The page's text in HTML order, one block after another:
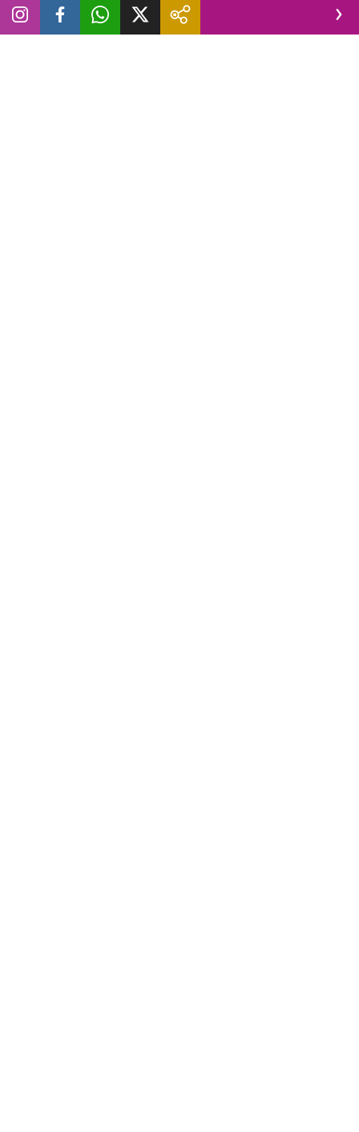
Celentano
. La seconda è formata da
Veronica Peparini
. La terza ed ultima invece da
PettinelliedEmanuel Lo.